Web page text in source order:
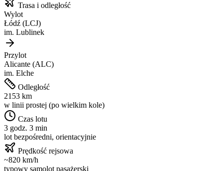
Trasa i odległość
Wylot
Łódź (LCJ)
im. Lublinek
Przylot
Alicante (ALC)
im. Elche
Odległość
2153 km
w linii prostej (po wielkim kole)
Czas lotu
3 godz. 3 min
lot bezpośredni, orientacyjnie
Prędkość rejsowa
~820 km/h
typowy samolot pasażerski